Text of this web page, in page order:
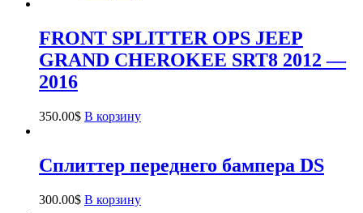
FRONT SPLITTER OPS JEEP
GRAND CHEROKEE SRT8 2012 —
2016
350.00$ В корзину
Сплиттер переднего бампера DS
300.00$ В корзину